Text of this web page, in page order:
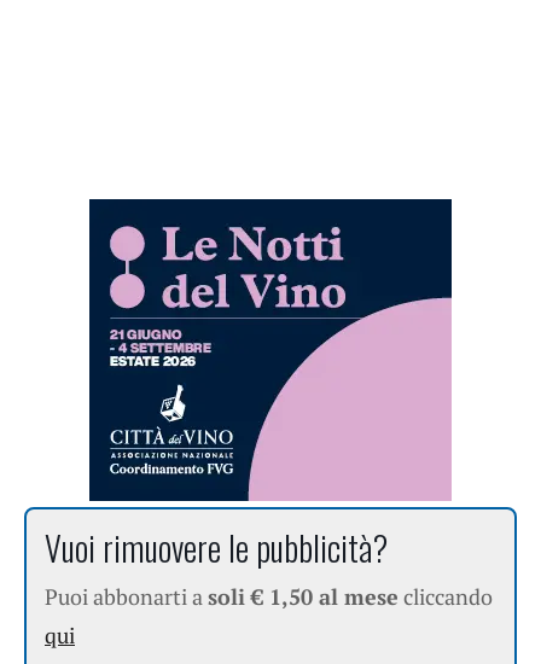
Vuoi rimuovere le pubblicità?
Puoi abbonarti asoli € 1,50 al mese cliccando
qui